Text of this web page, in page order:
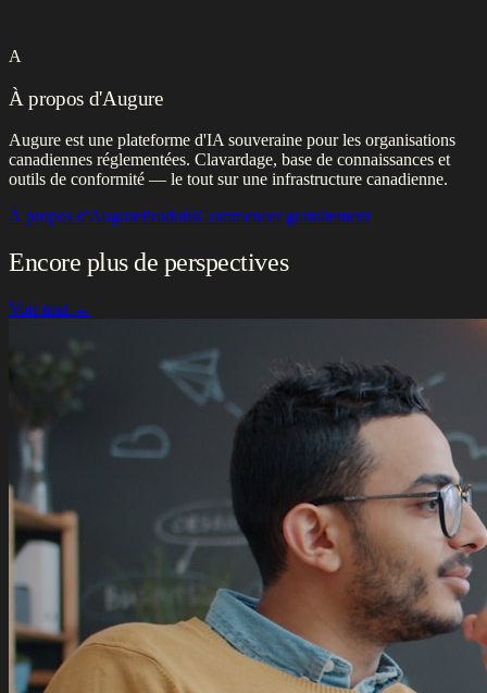
A
À propos d'Augure
Augure est une plateforme d'IA souveraine pour les organisations
canadiennes réglementées. Clavardage, base de connaissances et
outils de conformité — le tout sur une infrastructure canadienne.
À propos d'AugureProduitsCommencer gratuitement
Encore plus de perspectives
Voir tout →